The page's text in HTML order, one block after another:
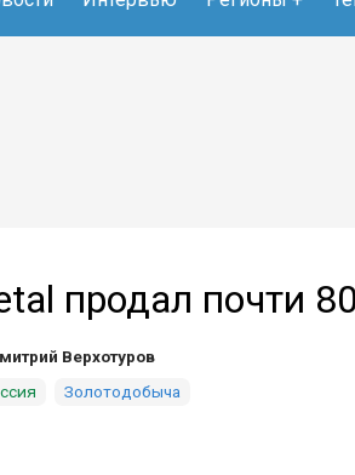
продал почти
Верхотуров
Золотодобыча